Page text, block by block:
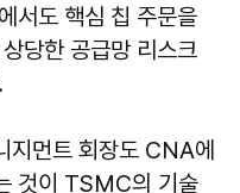
서도 핵심 칩 주문을
당한 공급망 리스크
지먼트 회장도 CNA에
것이 TSMC의 기술